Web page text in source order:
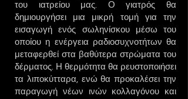
του ιατρείου μας. Ο γιατρός θα
δημιουργήσει μια μικρή τομή για την
εισαγωγή ενός σωληνίσκου μέσω του
οποίου η ενέργεια ραδιοσυχνοτήτων θα
μεταφερθεί στα βαθύτερα στρώματα του
δέρματος. Η θερμότητα θα ρευστοποιήσει
τα λιποκύτταρα, ενώ θα προκαλέσει την
παραγωγή νέων ινών κολλαγόνου και